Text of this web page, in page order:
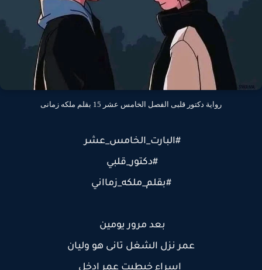
رواية دكتور قلبى الفصل الخامس عشر 15 بقلم ملكه زمانى
#البارت_الخامس_عشر
#دكتور_قلبي
#بقلم_ملكه_زمااني
بعد مرور يومين
عمر نزل الشغل تانى هو وليان
اسراء خبطيت عمر ادخل